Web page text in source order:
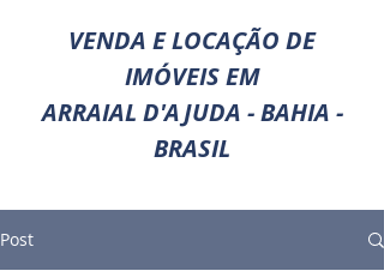
VENDA E LOCAÇÃO DE
IMÓVEIS EM
ARRAIAL D'AJUDA - BAHIA -
BRASIL
Post